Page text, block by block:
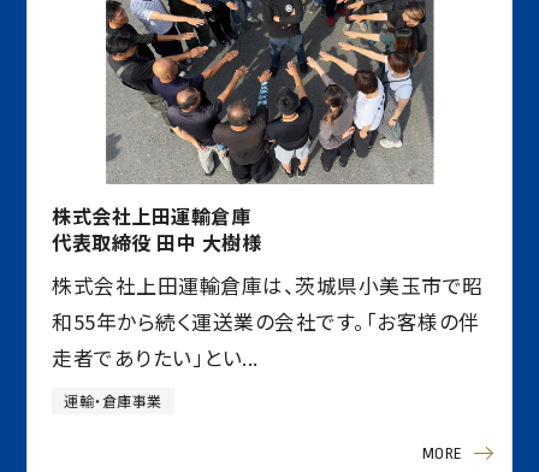
株式会社上田運輸倉庫
代表取締役 田中 大樹様
株式会社上田運輸倉庫は、茨城県小美玉市で昭
和55年から続く運送業の会社です。「お客様の伴
走者でありたい」とい...
運輸・倉庫事業
MORE